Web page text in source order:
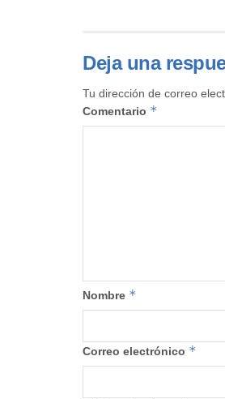
Deja una
Tu dirección de correo
Comentario *
Nombre *
Correo electrónico *